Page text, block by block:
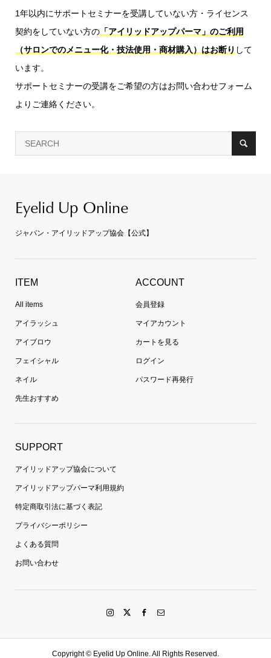
1年以内にサポートセミナーを受講していない方・ライセンス
契約をしていない方の「アイリッドアップパーマ」のご利用
（サロンでのメニュー化・技法使用・商材購入）はお断り して
います。
サポートセミナーの受講をご希望の方はお問い合わせフォーム
よりご連絡ください。
Eyelid Up Online
ジャパン・アイリッドアップ協会【公式】
ITEM
All items
アイラッシュ
アイブロウ
フェイシャル
ネイル
先生おすすめ
ACCOUNT
会員登録
マイアカウント
カートを見る
ログイン
パスワード再発行
SUPPORT
アイリッドアップ協会について
アイリッドアップパーマ利用規約
特定商取引法に基づく表記
プライバシーポリシー
よくある質問
お問い合わせ
Copyright © Eyelid Up Online. All Rights Reserved.